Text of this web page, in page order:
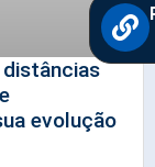
evolução